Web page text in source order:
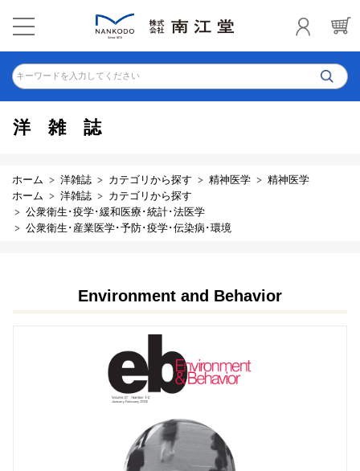
キーワードを入力してください
洋雑誌
ホーム 洋雑誌 カテゴリから探す 精神医学
精神医学
ホーム
洋雑誌
カテゴリから探す
公衆衛生･疫学･緩和医療･統計･法医学
公衆衛生･産業医学･予防･疫学･伝染病･環境
Environment and Behavior